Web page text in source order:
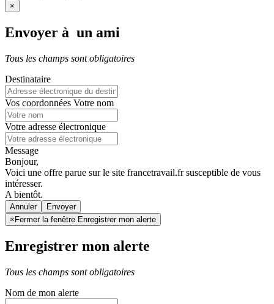
×
Envoyer à un ami
Tous les champs sont obligatoires
Destinataire
Vos coordonnées Votre nom
Votre adresse électronique
Message
Bonjour,
Voici une offre parue sur le site francetravail.fr susceptible de vous
intéresser.
A bientôt.
Annuler
× Fermer la fenêtre Enregistrer mon alerte
Enregistrer mon alerte
Tous les champs sont obligatoires
Nom de mon alerte